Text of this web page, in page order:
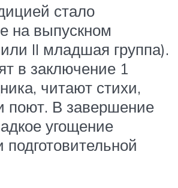
стало
на выпускном
II младшая группа).
в заключение 1
читают стихи,
поют. В завершение
угощение
подготовительной